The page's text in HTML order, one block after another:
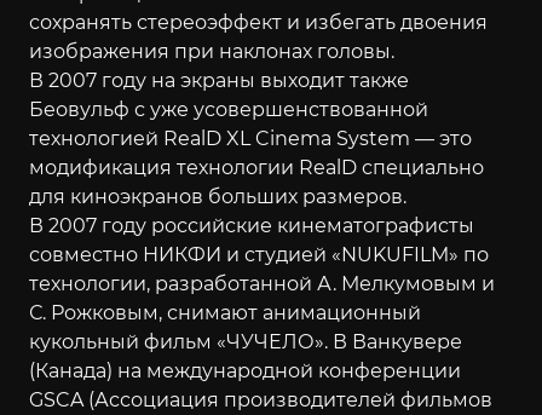
сохранять стереоэффект и избегать двоения
изображения при наклонах головы.
В 2007 году на экраны выходит также
Беовульф с уже усовершенствованной
технологией RealD XL Cinema System — это
модификация технологии RealD специально
для киноэкранов больших размеров.
В 2007 году российские кинематографисты
совместно НИКФИ и студией «NUKUFILM» по
технологии, разработанной А. Мелкумовым и
С. Рожковым, снимают анимационный
кукольный фильм «ЧУЧЕЛО». В Ванкувере
(Канада) на международной конференции
GSCA (Ассоциация производителей фильмов